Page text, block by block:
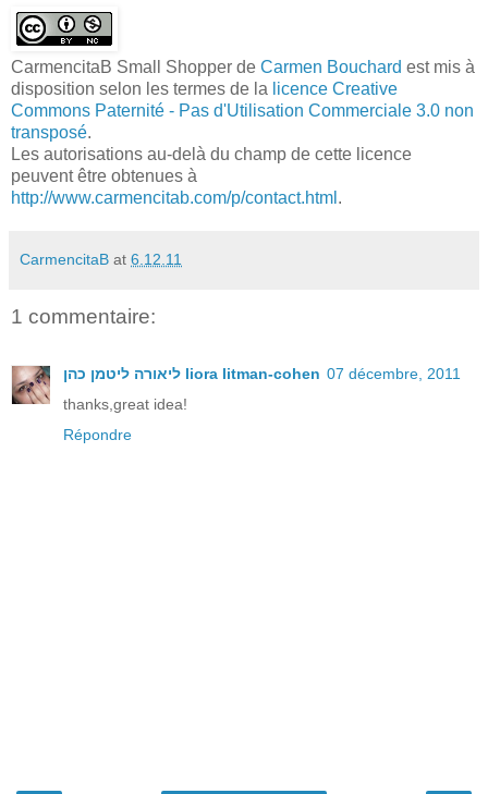
CarmencitaB Small Shopper de Carmen Bouchard est mis à
disposition selon les termes de la licence Creative
Commons Paternité - Pas d'Utilisation Commerciale 3.0 non
transposé.
Les autorisations au-delà du champ de cette licence
peuvent être obtenues à
http://www.carmencitab.com/p/contact.html .
CarmencitaB at 6.12.11
1 commentaire:
ליאורה ליטמן כהן liora litman-cohen 07 décembre, 2011
thanks,great idea!
Répondre